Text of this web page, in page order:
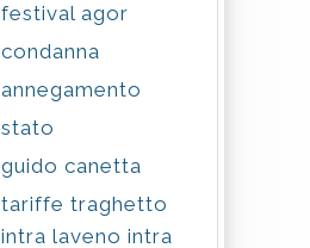
festival agor
condanna
annegamento
stato
guido canetta
tariffe traghetto
intra laveno intra